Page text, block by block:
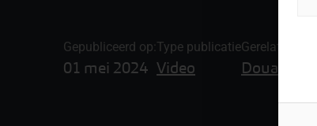
Gepubliceerd op:
01 mei 2024
Type publicatie
Video
Gerelateerde
Douane-